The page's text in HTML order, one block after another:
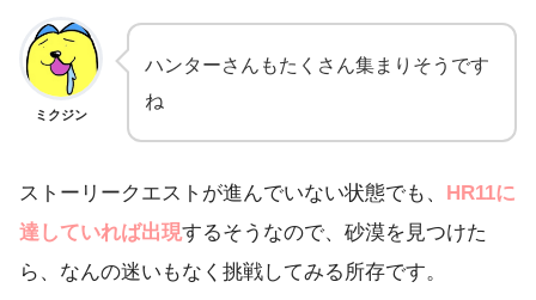
ミクジン
ハンターさんもたくさん集まりそうです
ね
ストーリークエストが進んでいない状態でも、 HR11に
達していれば出現するそうなので、砂漠を見つけた
ら、なんの迷いもなく挑戦してみる所存です。